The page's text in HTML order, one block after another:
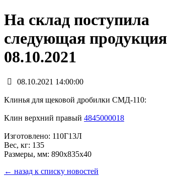
На склад поступила
следующая продукция
08.10.2021
08.10.2021 14:00:00
Клинья для щековой дробилки СМД-110:
Клин верхний правый 4845000018
Изготовлено: 110Г13Л
Вес, кг: 135
Размеры, мм: 890х835х40
← назад к списку новостей